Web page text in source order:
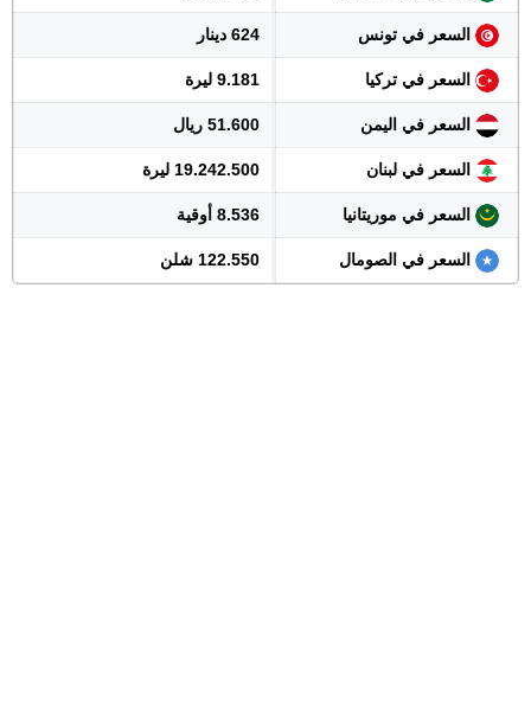
السعر في تونس 624 دينار
السعر في تركيا 9.181 ليرة
السعر في اليمن 51.600 ريال
السعر في لبنان 19.242.500 ليرة
السعر في موريتانيا 8.536 أوقية
السعر في الصومال 122.550 شلن